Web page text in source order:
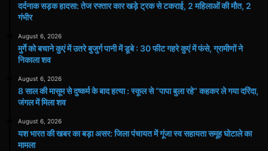
दर्दनाक सड़क हादसा: तेज रफ्तार कार खड़े ट्रक से टकराई, 2 महिलाओं की मौत, 2
गंभीर
August 6, 2026
मुर्गे को बचाने कुएं में उतरे बुजुर्ग पानी में डूबे : 30 फीट गहरे कुएं में फंसे, ग्रामीणों ने
निकाला शव
August 6, 2026
8 साल की मासूम से दुष्कर्म के बाद हत्या : स्कूल से “पापा बुला रहे” कहकर ले गया दरिंदा,
जंगल में मिला शव
August 6, 2026
यश भारत की खबर का बड़ा असर: जिला पंचायत में गूंजा स्व सहायता समूह घोटाले का
मामला